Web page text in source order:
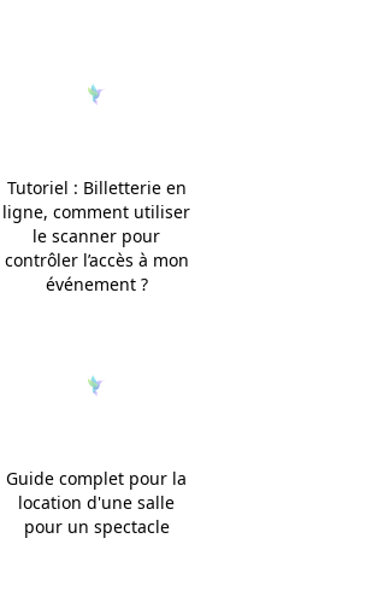
Tutoriel : Billetterie en
ligne, comment utiliser
le scanner pour
contrôler l’accès à mon
événement ?
Guide complet pour la
location d'une salle
pour un spectacle